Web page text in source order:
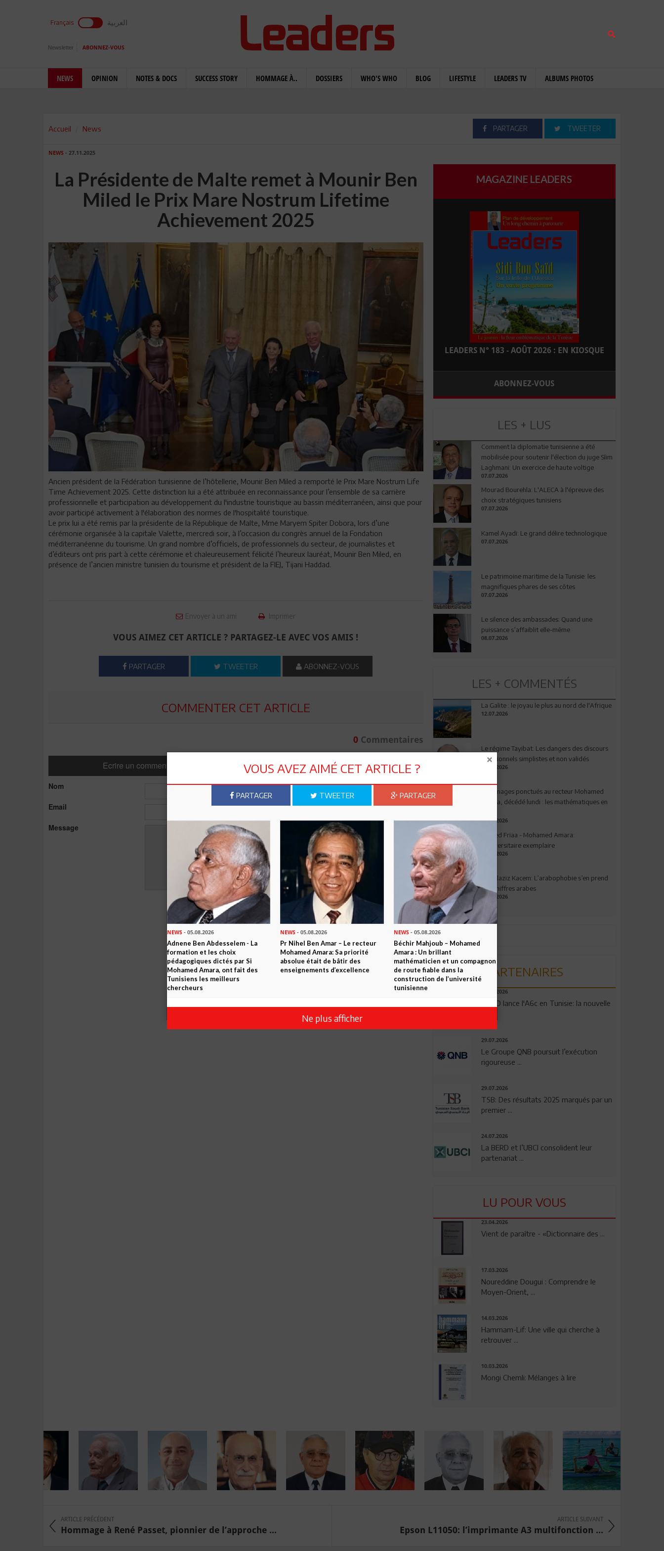
Français العربية
Newsletter ABONNEZ-VOUS
NEWS OPINION NOTES & DOCS SUCCESS STORY HOMMAGE À.. DOSSIERS WHO'S WHO BLOG LIFESTYLE LEADERS TV ALBUMS PHOTOS
Accueil News PARTAGER TWEETER
NEWS - 27.11.2025
La Présidente de Malte remet à Mounir Ben
Miled le Prix Mare Nostrum Lifetime
Achievement 2025
Ancien président de la Fédération tunisienne de l’hôtellerie, Mounir Ben Miled a remporté le Prix Mare Nostrum Life
Time Achievement 2025. Cette distinction lui a été attribuée en reconnaissance pour l’ensemble de sa carrière
professionnelle et participation au développement du l'industrie touristique au bassin méditerranéen, ainsi que pour
avoir participé activement à l'élaboration des normes de l'hospitalité touristique.
Le prix lui a été remis par la présidente de la République de Malte, Mme Maryem Spiter Dobora, lors d’une
cérémonie organisée à la capitale Valette, mercredi soir, à l’occasion du congrès annuel de la Fondation
méditerranéenne du tourisme. Un grand nombre d’officiels, de professionnels du secteur, de journalistes et
d’éditeurs ont pris part à cette cérémonie et chaleureusement félicité l’heureux lauréat, Mounir Ben Miled, en
présence de l’ancien ministre tunisien du tourisme et président de la FIEJ, Tijani Haddad.
Envoyer à un ami Imprimer
VOUS AIMEZ CET ARTICLE ? PARTAGEZ-LE AVEC VOS AMIS !
PARTAGER TWEETER ABONNEZ-VOUS
COMMENTER CET ARTICLE
0Commentaires
Ecrire un commentaire Commenter
Nom
Email
Message
Envoyer
MAGAZINE LEADERS
LEADERS N° 183 - AOÛT 2026 : EN KIOSQUE
ABONNEZ-VOUS
LES + LUS
Comment la diplomatie tunisienne a été
mobilisée pour soutenir l'élection du juge Slim
Laghmani: Un exercice de haute voltige
07.07.2026
Mourad Bourehla: L'ALECA à l'épreuve des
choix stratégiques tunisiens
07.07.2026
Kamel Ayadi: Le grand délire technologique
07.07.2026
Le patrimoine maritime de la Tunisie: les
magnifiques phares de ses côtes
07.07.2026
Le silence des ambassades: Quand une
puissance s’affaiblit elle-même
08.07.2026
LES + COMMENTÉS
La Galite : le joyau le plus au nord de l'Afrique
12.07.2026
Le régime Tayibat: Les dangers des discours
nutritionnels simplistes et non validés
09.07.2026
Hommages ponctués au recteur Mohamed
Amara, décédé lundi : les mathématiques en
03.08.2026
Ahmed Friaa - Mohamed Amara:
l’Universitaire exemplaire
04.08.2026
Abdelaziz Kacem: L’arabophobie s’en prend
aux chiffres arabes
09.07.2026
PARTENAIRES
04.08.2026
OPPO lance l'A6c en Tunisie: la nouvelle
29.07.2026
Le Groupe QNB poursuit l’exécution
rigoureuse ...
29.07.2026
TSB: Des résultats 2025 marqués par un
premier ...
24.07.2026
La BERD et l’UBCI consolident leur
partenariat ...
LU POUR VOUS
23.04.2026
Vient de paraître - «Dictionnaire des ...
17.03.2026
Noureddine Dougui : Comprendre le
Moyen-Orient, ...
14.03.2026
Hammam-Lif: Une ville qui cherche à
retrouver ...
10.03.2026
Mongi Chemli: Mélanges à lire
ARTICLE PRÉCÉDENT
Hommage à René Passet, pionnier de l’approche ...
ARTICLE SUIVANT
Epson L11050: l’imprimante A3 multifonction ...
VOUS AVEZ AIMÉ CET ARTICLE ?
PARTAGER TWEETER PARTAGER
NEWS - 05.08.2026
Adnene Ben Abdesselem - La
formation et les choix
pédagogiques dictés par Si
Mohamed Amara, ont fait des
Tunisiens les meilleurs
chercheurs
NEWS - 05.08.2026
Pr Nihel Ben Amar – Le recteur
Mohamed Amara: Sa priorité
absolue était de bâtir des
enseignements d’excellence
NEWS- 05.08.2026
Béchir Mahjoub – Mohamed
Amara : Un brillant
mathématicien et un compagnon
de route fiable dans la
construction de l’université
tunisienne
Ne plus afficher